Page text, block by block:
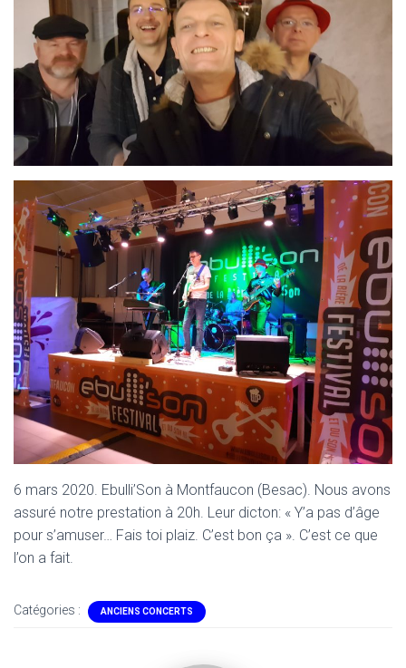
6 mars 2020. Ebulli’Son à Montfaucon (Besac). Nous avons
assuré notre prestation à 20h. Leur dicton: « Y’a pas d’âge
pour s’amuser… Fais toi plaiz. C’est bon ça ». C’est ce que
l’on a fait.
Catégories : ANCIENS CONCERTS